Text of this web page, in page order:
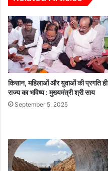
ई
अ
प
नी
स
म
स्या
के
स्वा
ग
त
में
मा
ता
ओं
को
फ
पौ
धों
की
किसान, महिलाओं और युवाओं की प्रगति ही
राज्य का भविष्य : मुख्यमंत्री श्री साय
September 5, 2025